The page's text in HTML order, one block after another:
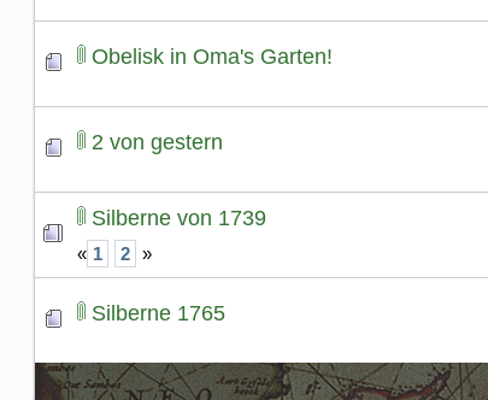
Obelisk in Oma's Garten!
2 von gestern
Silberne von 1739
« 1 2 »
Silberne 1765